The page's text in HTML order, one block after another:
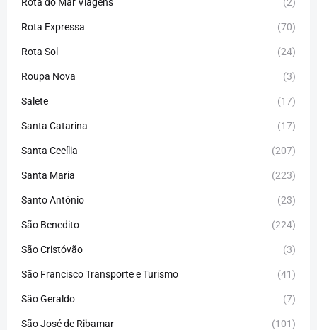
Rota Expressa (70)
Rota Sol (24)
Roupa Nova (3)
Salete (17)
Santa Catarina (17)
Santa Cecília (207)
Santa Maria (223)
Santo Antônio (23)
São Benedito (224)
São Cristóvão (3)
São Francisco Transporte e Turismo (41)
São Geraldo (7)
São José de Ribamar (101)